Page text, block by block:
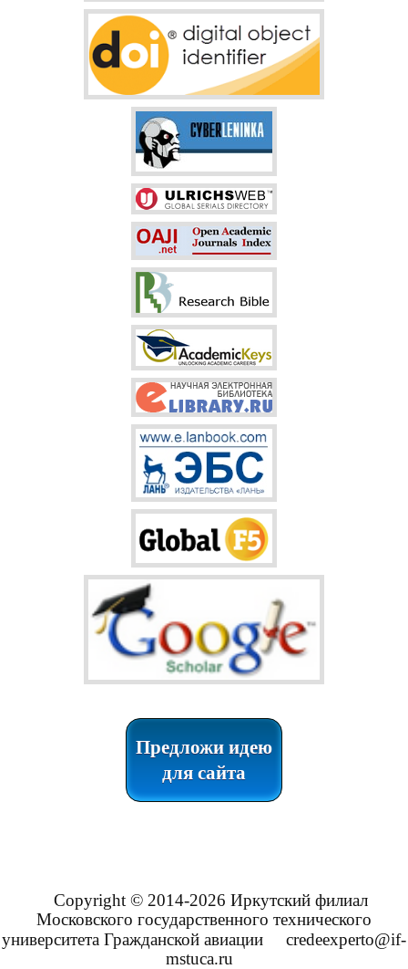
Предложи идею
для сайта
Copyright © 2014-2026 Иркутский филиал
Московского государственного технического
университета Гражданской авиации
credeexperto@if-
mstuca.ru